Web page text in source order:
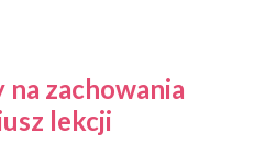
zachowania
lekcji